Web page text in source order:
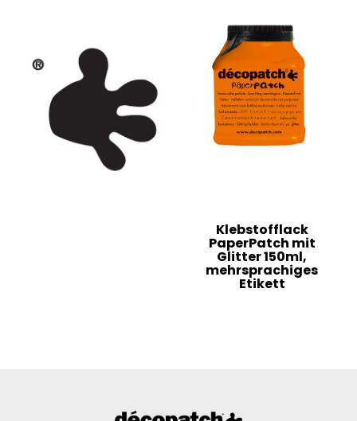
Klebstofflack
PaperPatch mit
Glitter 150ml,
mehrsprachiges
Etikett